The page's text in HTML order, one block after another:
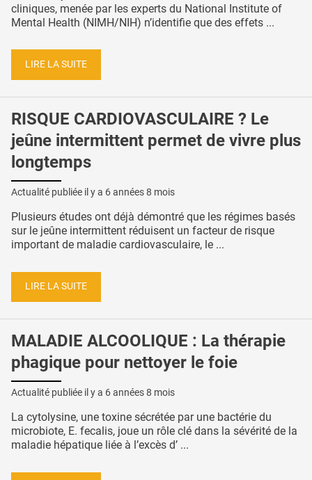
cliniques, menée par les experts du National Institute of
Mental Health (NIMH/NIH) n’identifie que des effets ...
LIRE LA SUITE
RISQUE CARDIOVASCULAIRE ? Le
jeûne intermittent permet de vivre plus
longtemps
Actualité publiée il y a 6 années 8 mois
Plusieurs études ont déjà démontré que les régimes basés
sur le jeûne intermittent réduisent un facteur de risque
important de maladie cardiovasculaire, le ...
LIRE LA SUITE
MALADIE ALCOOLIQUE : La thérapie
phagique pour nettoyer le foie
Actualité publiée il y a 6 années 8 mois
La cytolysine, une toxine sécrétée par une bactérie du
microbiote, E. fecalis, joue un rôle clé dans la sévérité de la
maladie hépatique liée à l’excès d’ ...